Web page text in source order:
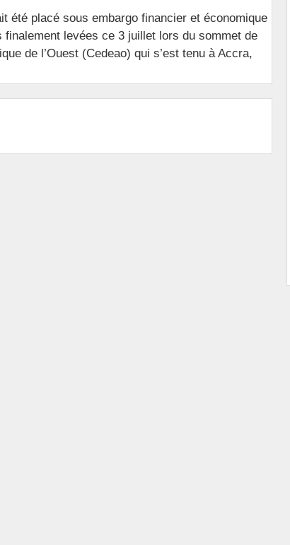
été placé sous embargo financier et économique
levées ce 3 juillet lors du sommet de
de l’Ouest (Cedeao) qui s’est tenu à Accra,